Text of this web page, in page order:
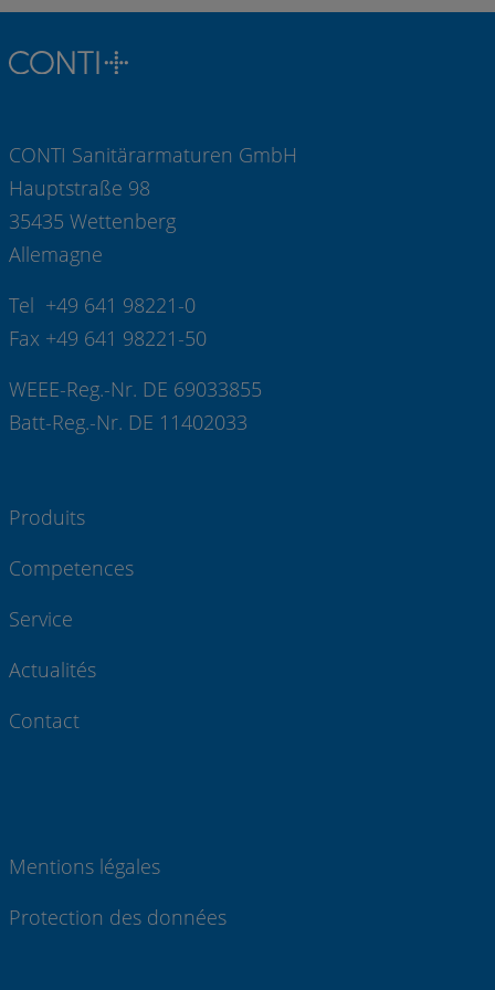
CONTI Sanitärarmaturen GmbH
Hauptstraße 98
35435 Wettenberg
Allemagne
Tel +49 641 98221-0
Fax +49 641 98221-50
WEEE-Reg.-Nr. DE 69033855
Batt-Reg.-Nr. DE 11402033
Produits
Competences
Service
Actualités
Contact
Mentions légales
Protection des données